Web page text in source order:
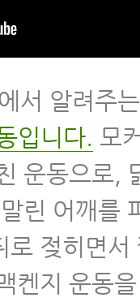
서 알려주
입니다. 모
운동으로,
린 어깨를
로 젖히면서
켄지 운동